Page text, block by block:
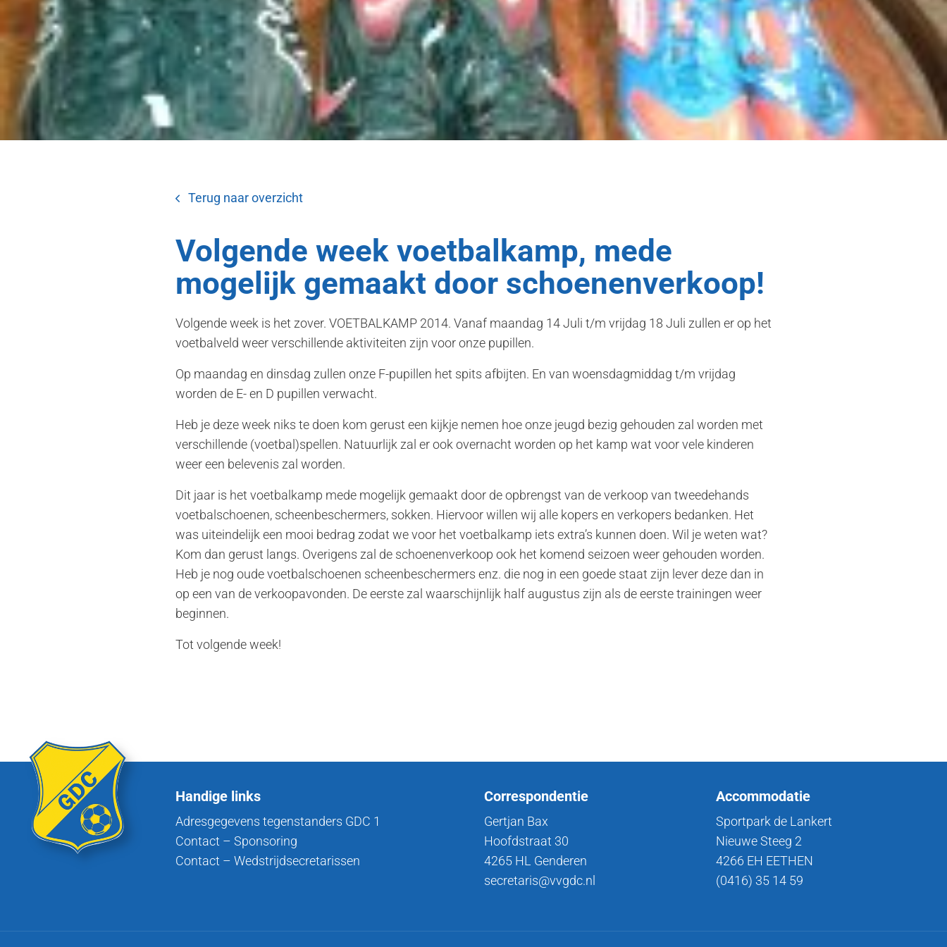
Terug naar overzicht
Volgende week voetbalkamp, mede
mogelijk gemaakt door schoenenverkoop!
Volgende week is het zover. VOETBALKAMP 2014. Vanaf maandag 14 Juli t/m vrijdag 18 Juli zullen er op het
voetbalveld weer verschillende aktiviteiten zijn voor onze pupillen.
Op maandag en dinsdag zullen onze F-pupillen het spits afbijten. En van woensdagmiddag t/m vrijdag
worden de E- en D pupillen verwacht.
Heb je deze week niks te doen kom gerust een kijkje nemen hoe onze jeugd bezig gehouden zal worden met
verschillende (voetbal)spellen. Natuurlijk zal er ook overnacht worden op het kamp wat voor vele kinderen
weer een belevenis zal worden.
Dit jaar is het voetbalkamp mede mogelijk gemaakt door de opbrengst van de verkoop van tweedehands
voetbalschoenen, scheenbeschermers, sokken. Hiervoor willen wij alle kopers en verkopers bedanken. Het
was uiteindelijk een mooi bedrag zodat we voor het voetbalkamp iets extra’s kunnen doen. Wil je weten wat?
Kom dan gerust langs. Overigens zal de schoenenverkoop ook het komend seizoen weer gehouden worden.
Heb je nog oude voetbalschoenen scheenbeschermers enz. die nog in een goede staat zijn lever deze dan in
op een van de verkoopavonden. De eerste zal waarschijnlijk half augustus zijn als de eerste trainingen weer
beginnen.
Tot volgende week!
Handige links
Adresgegevens tegenstanders GDC 1
Contact – Sponsoring
Contact – Wedstrijdsecretarissen
Correspondentie
Gertjan Bax
Hoofdstraat 30
4265 HL Genderen
secretaris@vvgdc.nl
Accommodatie
Sportpark de Lankert
Nieuwe Steeg 2
4266 EH EETHEN
(0416) 35 14 59